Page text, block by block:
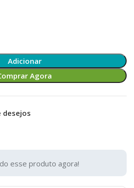
Adicionar
Agora
desejos
esse produto agora!